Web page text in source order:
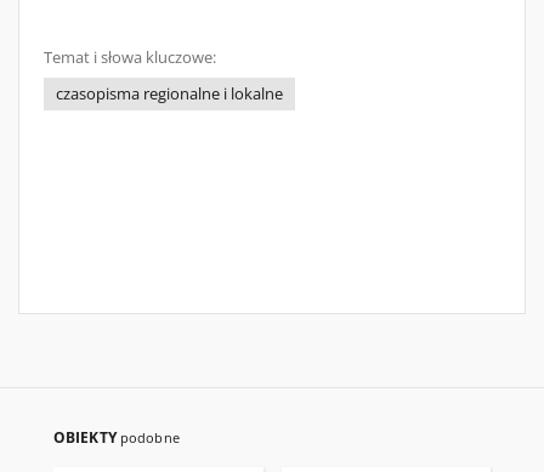
Temat i słowa kluczowe:
czasopisma regionalne i lokalne
OBIEKTY podobne